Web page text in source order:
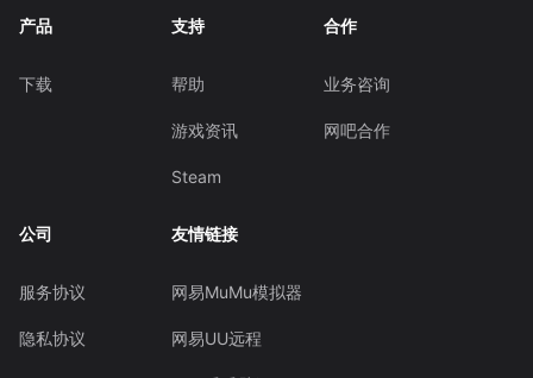
产品
下载
支持
帮助
游戏资讯
Steam
合作
业务咨询
网吧合作
公司
服务协议
隐私协议
友情链接
网易MuMu模拟器
网易UU远程